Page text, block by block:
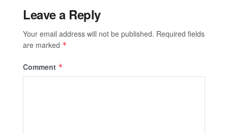
Leave a Reply
Your email address will not be published. Required fields
are marked *
Comment *